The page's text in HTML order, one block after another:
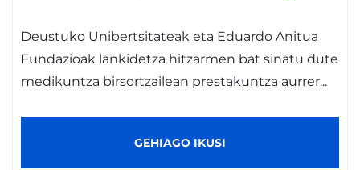
Deustuko Unibertsitateak eta Eduardo Anitua
Fundazioak lankidetza hitzarmen bat sinatu dute
medikuntza birsortzailean prestakuntza aurrer...
GEHIAGO IKUSI